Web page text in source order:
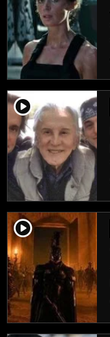
player2
player2